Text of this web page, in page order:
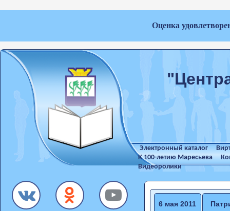
Оценка
Электронный каталог
К 100-летию Маресьева
Видеоролики
6 мая 2011